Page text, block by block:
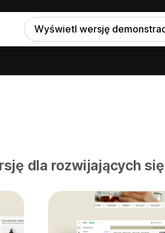
Wyświetl wersję
dla rozwijających się